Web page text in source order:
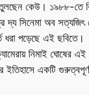
কেউ। ১৯৮৮-তে
দ্য সিনেমা অব
ধরা পড়েছে এই ছবিতে।
নিমাই ঘোষের এই
একটি